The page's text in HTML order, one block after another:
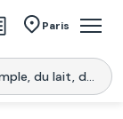
Paris